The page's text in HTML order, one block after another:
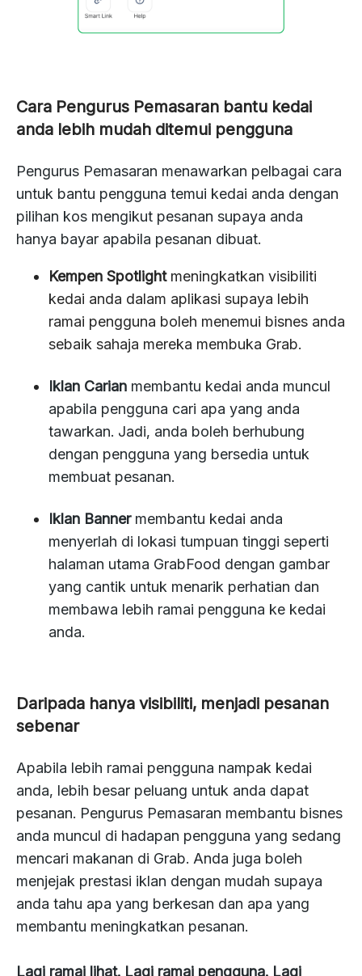
Cara Pengurus Pemasaran bantu kedai
anda lebih mudah ditemui pengguna
Pengurus Pemasaran menawarkan pelbagai cara
untuk bantu pengguna temui kedai anda dengan
pilihan kos mengikut pesanan supaya anda
hanya bayar apabila pesanan dibuat.
Kempen Spotlight meningkatkan visibiliti
kedai anda dalam aplikasi supaya lebih
ramai pengguna boleh menemui bisnes anda
sebaik sahaja mereka membuka Grab.
Iklan Carian membantu kedai anda muncul
apabila pengguna cari apa yang anda
tawarkan. Jadi, anda boleh berhubung
dengan pengguna yang bersedia untuk
membuat pesanan.
Iklan Banner membantu kedai anda
menyerlah di lokasi tumpuan tinggi seperti
halaman utama GrabFood dengan gambar
yang cantik untuk menarik perhatian dan
membawa lebih ramai pengguna ke kedai
anda.
Daripada hanya visibiliti, menjadi pesanan
sebenar
Apabila lebih ramai pengguna nampak kedai
anda, lebih besar peluang untuk anda dapat
pesanan. Pengurus Pemasaran membantu bisnes
anda muncul di hadapan pengguna yang sedang
mencari makanan di Grab. Anda juga boleh
menjejak prestasi iklan dengan mudah supaya
anda tahu apa yang berkesan dan apa yang
membantu meningkatkan pesanan.
Lagi ramai lihat. Lagi ramai pengguna. Lagi